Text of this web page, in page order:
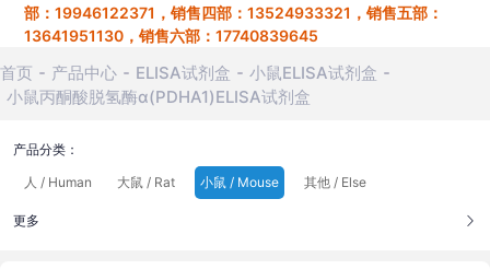
部：19946122371，销售四部：13524933321，销售五部：
13641951130，销售六部：17740839645
首页 产品中心 ELISA试剂盒
小鼠ELISA试剂盒
小鼠丙酮酸脱氢酶α(PDHA1)ELISA试剂盒
产品分类：
人 / Human
大鼠 / Rat 小鼠 / Mouse 其他 / Else
更多